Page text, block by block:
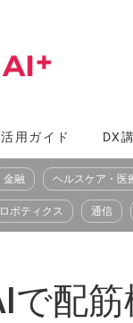
用ガイド DX
金融 ヘルスケア・医
ロボティクス 通信
で配